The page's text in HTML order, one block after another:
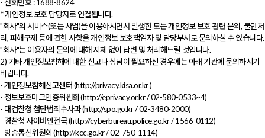
- 전화번호 : 1688-8624
* 개인정보 보호 담당자로 연결됩니다.
"회사"의 서비스(또는 사업)을 이용하시면서 발생한 모든 개인정보 보호 관련 문의, 불만처
리, 피해구제 등에 관한 사항을 개인정보 보호책임자 및 담당부서로 문의하실 수 있습니다.
"회사"는 이용자의 문의에 대해 지체 없이 답변 및 처리해드릴 것입니다.
2) 기타 개인정보침해에 대한 신고나 상담이 필요하신 경우에는 아래 기관에 문의하시기
바랍니다.
- 개인정보침해신고센터 (http://privacy.kisa.or.kr )
- 정보보호마크인증위원회 (http://eprivacy.or.kr / 02-580-0533~4)
- 대검찰청 첨단범죄수사과 (http://spo.go.kr / 02-3480-2000)
- 경찰청 사이버안전국 (http://cyberbureau.police.go.kr / 1566-0112)
- 방송통신위원회 (http://kcc.go.kr / 02-750-1114)